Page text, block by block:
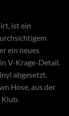
ist ein
ein neues
V-Krage-Detail.
abgesetzt.
Hose, aus der